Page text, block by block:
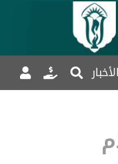
الأخبار